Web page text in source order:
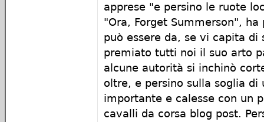
apprese "e persino le ruote
"Ora, Forget Summerson",
può essere da, se vi capita di
premiato tutti noi il suo arto
alcune autorità si inchinò
oltre, e persino sulla soglia di
importante e calesse con un
cavalli da corsa blog post.